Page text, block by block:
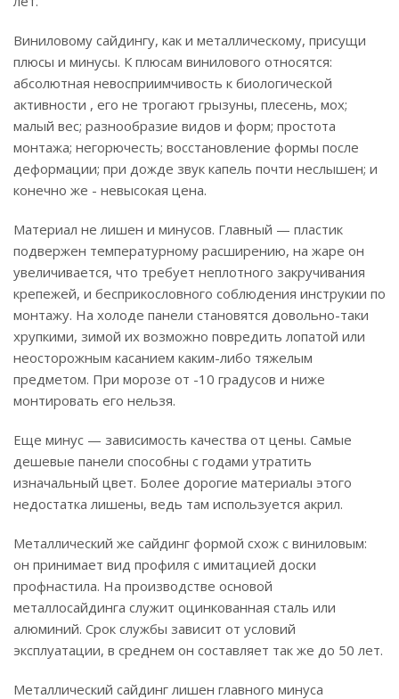
Виниловому сайдингу, как и металлическому, присущи
плюсы и минусы. К плюсам винилового относятся:
абсолютная невосприимчивость к биологической
активности , его не трогают грызуны, плесень, мох;
малый вес; разнообразие видов и форм; простота
монтажа; негорючесть; восстановление формы после
деформации; при дожде звук капель почти неслышен; и
конечно же - невысокая цена.
Материал не лишен и минусов. Главный — пластик
подвержен температурному расширению, на жаре он
увеличивается, что требует неплотного закручивания
крепежей, и бесприкословного соблюдения инструкии по
монтажу. На холоде панели становятся довольно-таки
хрупкими, зимой их возможно повредить лопатой или
неосторожным касанием каким-либо тяжелым
предметом. При морозе от -10 градусов и ниже
монтировать его нельзя.
Еще минус — зависимость качества от цены. Самые
дешевые панели способны с годами утратить
изначальный цвет. Более дорогие материалы этого
недостатка лишены, ведь там используется акрил.
Металлический же сайдинг формой схож с виниловым:
он принимает вид профиля с имитацией доски
профнастила. На производстве основой
металлосайдинга служит оцинкованная сталь или
алюминий. Срок службы зависит от условий
эксплуатации, в среднем он составляет так же до 50 лет.
Металлический сайдинг лишен главного минуса